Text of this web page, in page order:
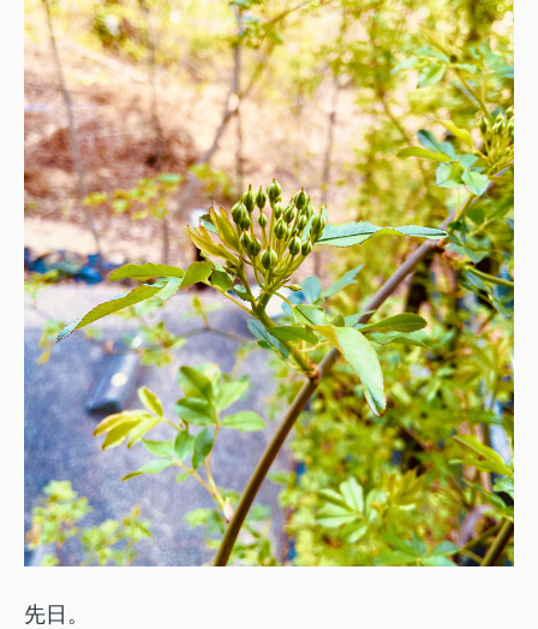
先日。